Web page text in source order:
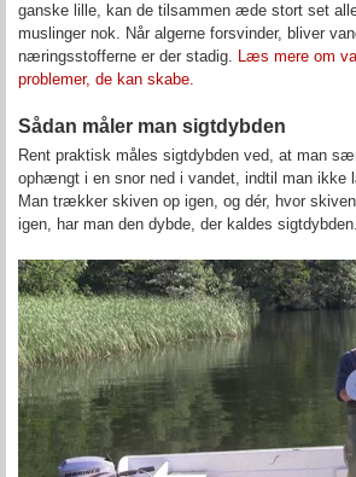
ganske lille, kan de tilsammen æde stort set
muslinger nok. Når algerne forsvinder, bliver
næringsstofferne er der stadig. Læs mere om
problemer, de kan skabe.
Sådan måler man sigtdybden
Rent praktisk måles sigtdybden ved, at man
ophængt i en snor ned i vandet, indtil man ikke
Man trækker skiven op igen, og dér, hvor
igen, har man den dybde, der kaldes sigtdybden.